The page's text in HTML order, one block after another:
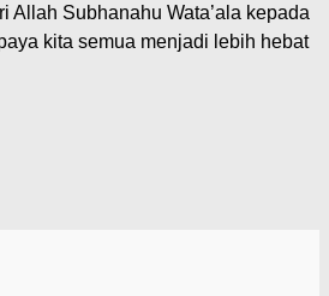
Allah Subhanahu Wata’ala kepada
kita semua menjadi lebih hebat